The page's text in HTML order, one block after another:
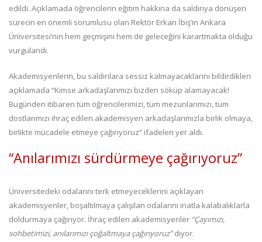
edildi. Açıklamada öğrencilerin eğitim hakkına da saldırıya dönüşen
sürecin en önemli sorumlusu olan Rektör Erkan İbiş’in Ankara
Üniversitesi’nin hem geçmişini hem de geleceğini karartmakta olduğu
vurgulandı.
Akademisyenlerin, bu saldırılara sessiz kalmayacaklarını bildirdikleri
açıklamada “Kimse arkadaşlarımızı bizden söküp alamayacak!
Bugünden itibaren tüm öğrencilerimizi, tüm mezunlarımızı, tüm
dostlarımızı ihraç edilen akademisyen arkadaşlarımızla birlik olmaya,
birlikte mücadele etmeye çağırıyoruz” ifadeleri yer aldı.
“Anılarımızı sürdürmeye çağırıyoruz”
Üniversitedeki odalarını terk etmeyeceklerini açıklayan
akademisyenler, boşaltılmaya çalışılan odalarını inatla kalabalıklarla
doldurmaya çağırıyor. İhraç edilen akademisyenler “Çayımızı,
sohbetimizi, anılarımızı çoğaltmaya çağırıyoruz”diyor.